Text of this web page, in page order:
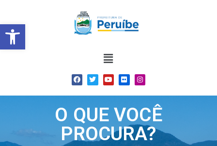
Barra de Ferramentas
O QUE VOCÊ
PROCURA?